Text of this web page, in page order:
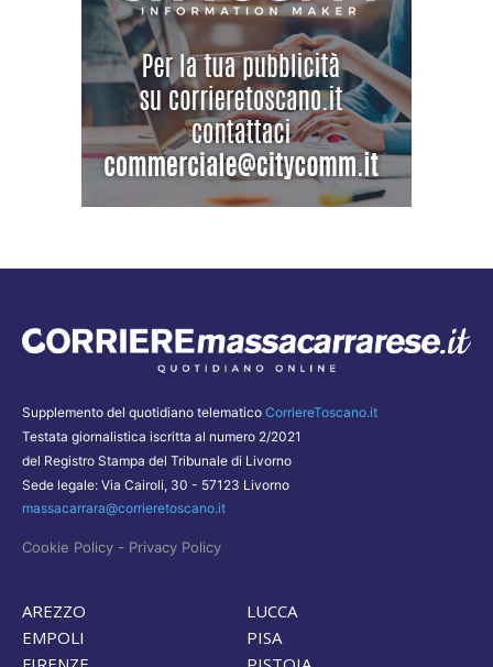
Supplemento del quotidiano telematico CorriereToscano.it
Testata giornalistica iscritta al numero 2/2021
del Registro Stampa del Tribunale di Livorno
Sede legale: Via Cairoli, 30 - 57123 Livorno
massacarrara@corrieretoscano.it
Cookie Policy - Privacy Policy
AREZZO
EMPOLI
LUCCA
PISA